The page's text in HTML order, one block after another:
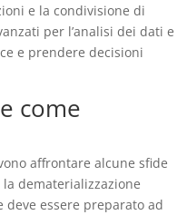
e la condivisione di
per l’analisi dei dati e
e prendere decisioni
come
affrontare alcune sfide
dematerializzazione
essere preparato ad